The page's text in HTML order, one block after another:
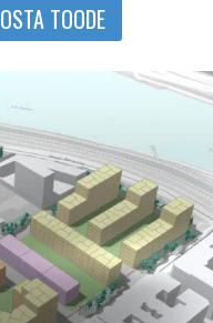
OSTA TOODE